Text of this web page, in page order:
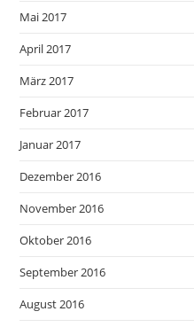
Mai 2017
April 2017
März 2017
Februar 2017
Januar 2017
Dezember 2016
November 2016
Oktober 2016
September 2016
August 2016